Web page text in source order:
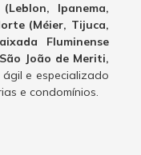
Ipanema,
(Méier, Tijuca,
Fluminense
João de Meriti,
e especializado
e condomínios.